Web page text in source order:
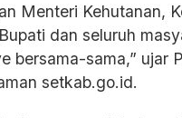
Menteri Kehutanan,
dan seluruh
bersama-sama,” ujar
setkab.go.id.